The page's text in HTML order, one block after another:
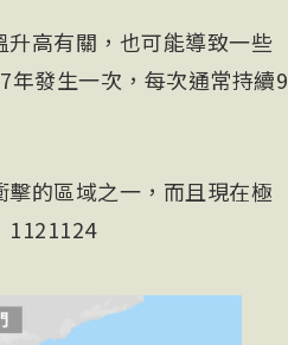
高有關，也可能導致一些
發生一次，每次通常持續9
的區域之一，而且現在極
1121124